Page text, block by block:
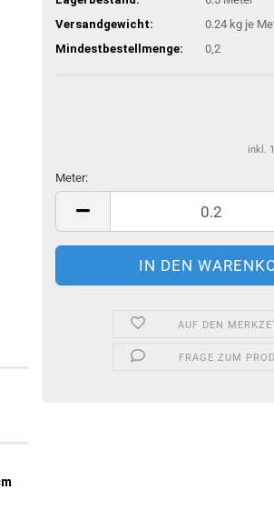
Versandgewicht:
0.24 kg je
Mindestbestellmenge:
0,2
inkl.
Meter:
Meter
AUF DEN
FRAGE ZUM